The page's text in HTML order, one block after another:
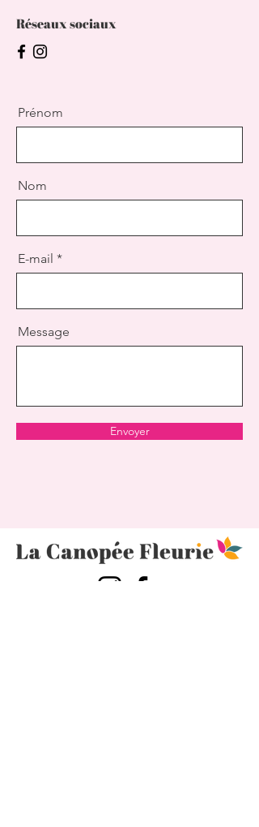
Réseaux sociaux
Prénom
Nom
E-mail
Message
Envoyer